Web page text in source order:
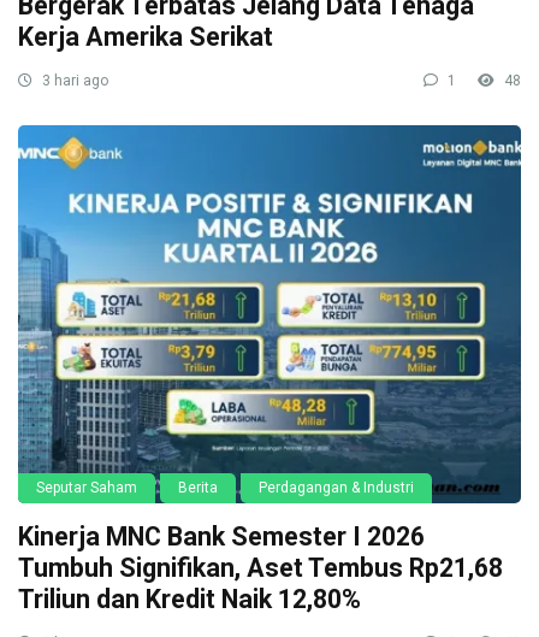
Kerja Amerika Serikat
3 hari ago 1 48
Seputar Saham Berita Perdagangan & Industri
Kinerja MNC Bank Semester I 2026
Tumbuh Signifikan, Aset Tembus Rp21,68
Triliun dan Kredit Naik 12,80%